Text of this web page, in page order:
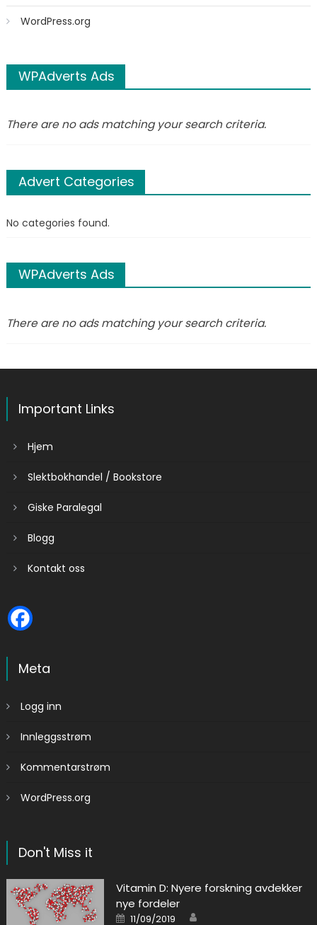
WordPress.org
WPAdverts Ads
There are no ads matching your search criteria.
Advert Categories
No categories found.
WPAdverts Ads
There are no ads matching your search criteria.
Important Links
Hjem
Slektbokhandel / Bookstore
Giske Paralegal
Blogg
Kontakt oss
Meta
Logg inn
Innleggsstrøm
Kommentarstrøm
WordPress.org
Don't Miss it
Vitamin D: Nyere forskning avdekker
nye fordeler
Posted on
11/09/2019